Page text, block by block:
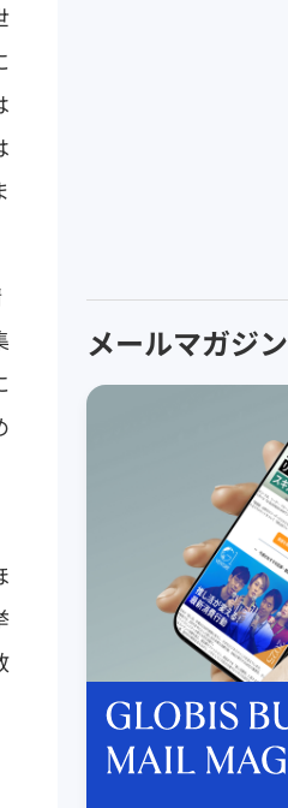
メールマガジン